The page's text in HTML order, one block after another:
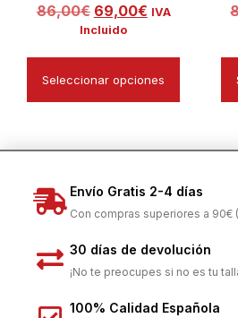
86,00€ 69,00€ IVA
Incluido
Seleccionar opciones
Envío Gratis 2-4 días
Con compras superiores a 90€
30 días de devolución
¡No te preocupes si no es tu
100% Calidad Española